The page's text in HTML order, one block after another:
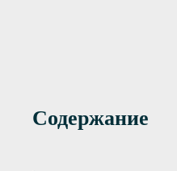
Содержание